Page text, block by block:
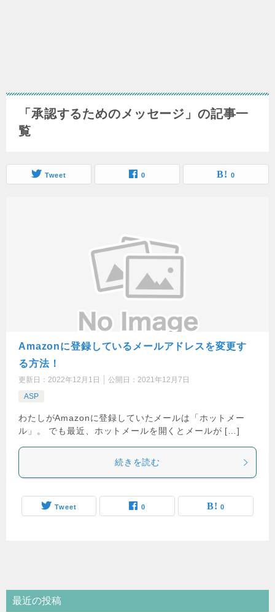
「承認するためのメッセージ」の記事一
覧
Tweet 0 0
Amazonに登録しているメールアドレスを変更す
る方法！
更新日： 2022年12月1日 公開日： 2021年12月7日
ASP
わたしがAmazonに登録していたメールは「ホットメー
ル」。 でも最近、ホットメールを開くとメールが […]
続きを読む
Tweet 0 0
最近の投稿